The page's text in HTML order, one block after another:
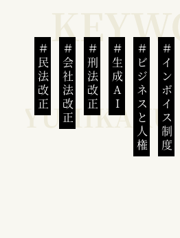
民法改正 会社法改正 刑法改正 生成AI ビジネスと人権インボイス制度